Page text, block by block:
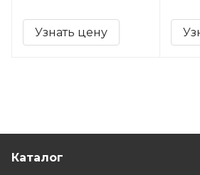
Узнать цену
Каталог